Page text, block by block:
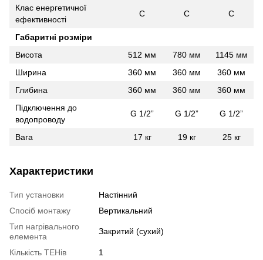
Клас енергетичної
ефективності
C C C
Габаритні розміри
Висота
512 мм 780 мм
1145 мм
Ширина
360 мм 360 мм
360 мм
Глибина
360 мм 360 мм
360 мм
Підключення до
водопроводу
G 1/2” G 1/2” G 1/2”
Вага 17 кг 19 кг 25 кг
Характеристики
Тип установки
Настінний
Спосіб монтажу
Вертикальний
Тип нагрівального
елемента
Закритий (сухий)
Кількість ТЕНів 1